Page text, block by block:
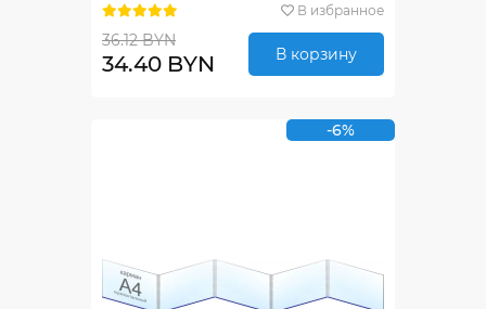
В избранное
36.12 BYN
34.40 BYN В корзину
-6%